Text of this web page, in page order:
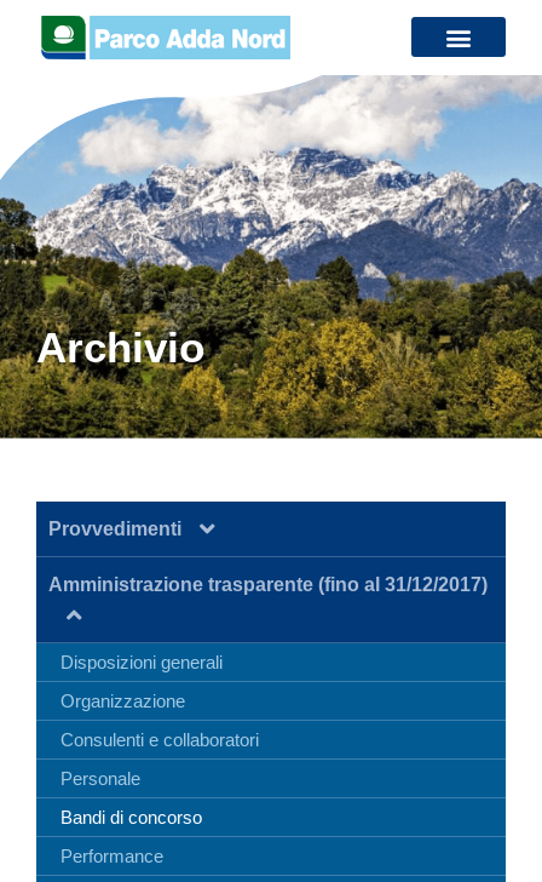
contenuto
Archivio
Provvedimenti
Determinazioni
Deliberazioni/Decreti
Regolamenti
Bandi e Gare
Amministrazione trasparente (fino al 31/12/2017)
Disposizioni generali
Organizzazione
Consulenti e collaboratori
Personale
Bandi di concorso
Performance